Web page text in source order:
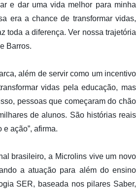
e dar uma vida melhor para minha
era a chance de transformar vidas,
toda a diferença. Ver nossa trajetória
Barros.
além de servir como um incentivo
vidas pela educação, mas
pessoas que começaram do chão
de alunos. São histórias reais
ação”, afirma.
brasileiro, a Microlins vive um novo
a atuação para além do ensino
SER, baseada nos pilares Saber,